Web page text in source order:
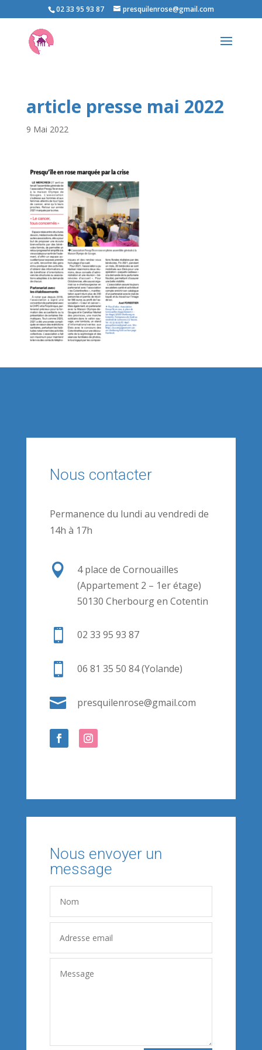
02 33 95 93 87 presquilenrose@gmail.com
article presse mai 2022
9 Mai 2022
Nous contacter
Permanence du lundi au vendredi de
14h à 17h

4 place de Cornouailles
(Appartement 2 – 1er étage)
50130 Cherbourg en Cotentin
 02 33 95 93 87
 06 81 35 50 84 (Yolande)
 presquilenrose@gmail.com
Nous envoyer un
message